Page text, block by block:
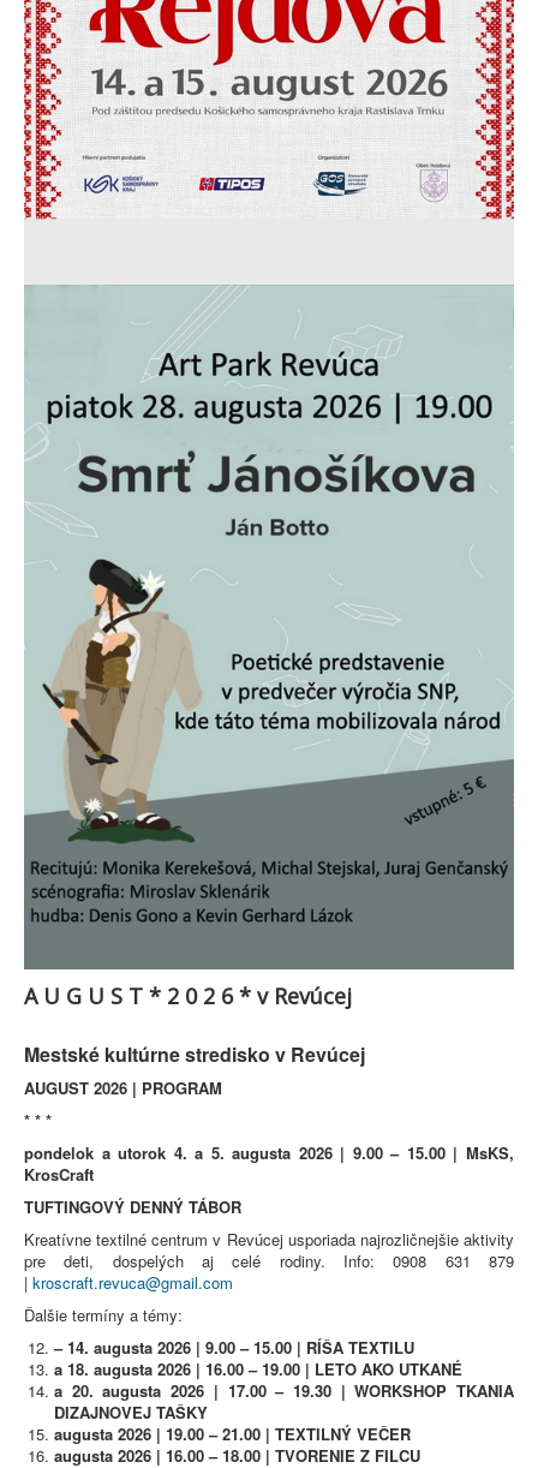
A U G U S T * 2 0 2 6 * v Revúcej
Mestské kultúrne stredisko v Revúcej
AUGUST 2026 | PROGRAM
* * *
pondelok a utorok 4. a 5. augusta 2026 | 9.00 – 15.00 | MsKS,
KrosCraft
TUFTINGOVÝ DENNÝ TÁBOR
Kreatívne textilné centrum v Revúcej usporiada najrozličnejšie aktivity
pre deti, dospelých aj celé rodiny. Info: 0908 631 879
| kroscraft.revuca@gmail.com
Ďalšie termíny a témy:
– 14. augusta 2026 | 9.00 – 15.00 | RÍŠA TEXTILU
a 18. augusta 2026 | 16.00 – 19.00 | LETO AKO UTKANÉ
a 20. augusta 2026 | 17.00 – 19.30 | WORKSHOP TKANIA
DIZAJNOVEJ TAŠKY
augusta 2026 | 19.00 – 21.00 | TEXTILNÝ VEČER
augusta 2026 | 16.00 – 18.00 | TVORENIE Z FILCU